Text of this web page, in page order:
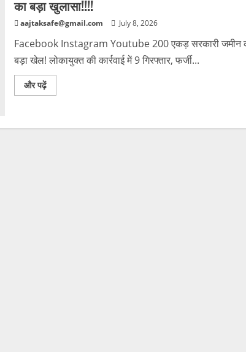
का बड़ा खुलासा!!!!
aajtaksafe@gmail.com July 8, 2026
Facebook Instagram Youtube 200 एकड़ सरकारी जमीन
बड़ा खेल! लोकायुक्त की कार्रवाई में 9 गिरफ्तार, फर्जी...
और पढ़ें